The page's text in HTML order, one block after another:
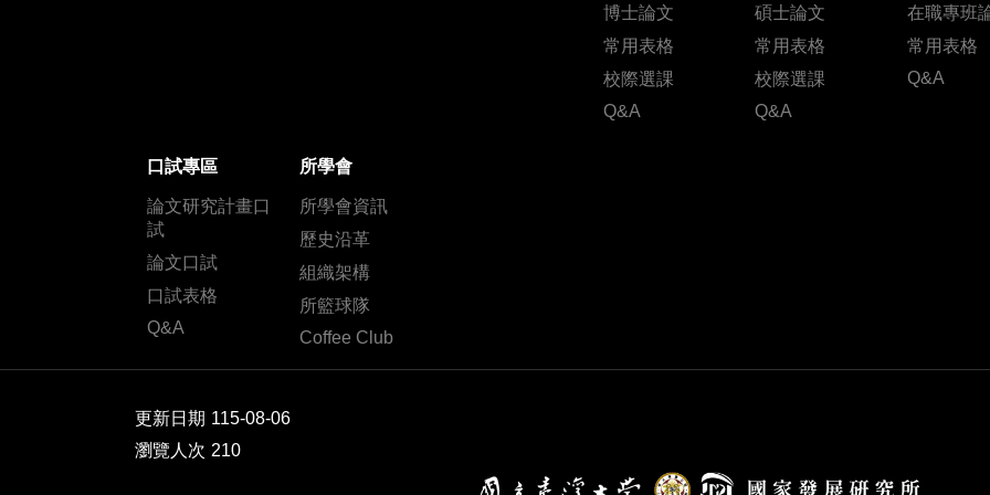
博士論文
常用表格
校際選課
Q&A
碩士論文
常用表格
校際選課
Q&A
在職專班
常用表格
Q&A
口試專區
論文研究計畫口
試
論文口試
口試表格
Q&A
所學會
所學會資訊
歷史沿革
組織架構
所籃球隊
Coffee Club
更新日期 115-08-06
瀏覽人次 210